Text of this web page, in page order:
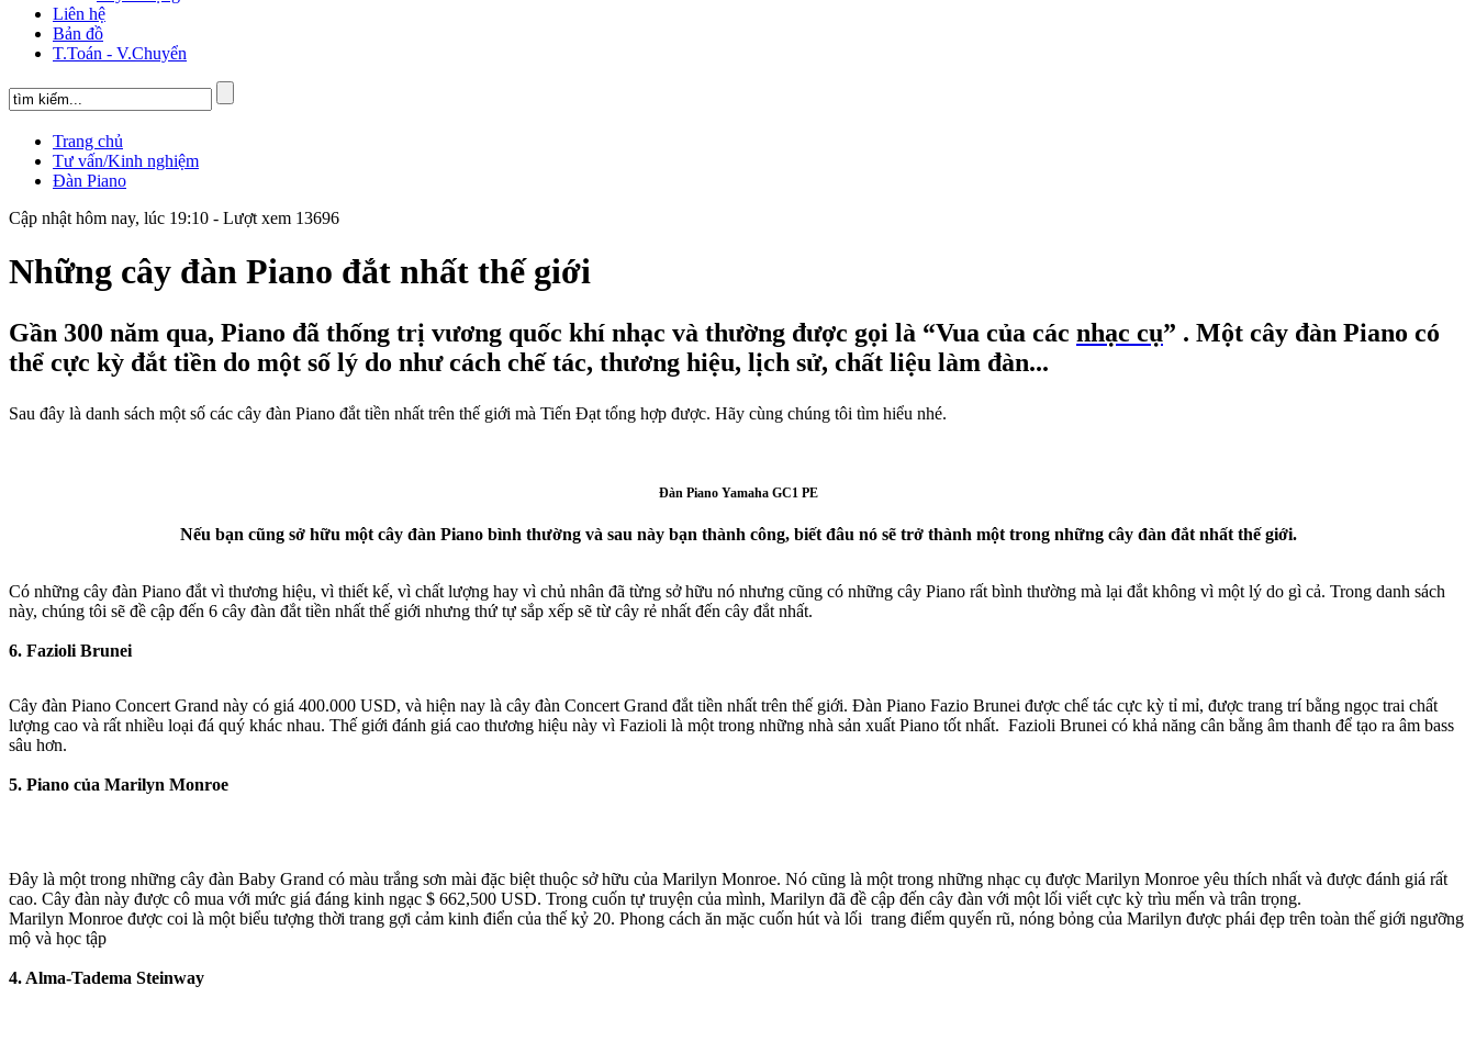
Liên hệ
Bản đồ
T.Toán - V.Chuyển
Trang chủ
Tư vấn/Kinh nghiệm
Đàn Piano
Cập nhật hôm nay, lúc 19:10 - Lượt xem 13696
Những cây đàn Piano đắt nhất thế giới
Gần 300 năm qua, Piano đã thống trị vương quốc khí nhạc và thường được gọi là “Vua của các nhạc cụ” . Một cây đàn Piano có
thể cực kỳ đắt tiền do một số lý do như cách chế tác, thương hiệu, lịch sử, chất liệu làm đàn...
Sau đây là danh sách một số các cây đàn Piano đắt tiền nhất trên thế giới mà Tiến Đạt tổng hợp được. Hãy cùng chúng tôi tìm hiểu nhé.
Đàn Piano Yamaha GC1 PE
Nếu bạn cũng sở hữu một cây đàn Piano bình thường và sau này bạn thành công, biết đâu nó sẽ trở thành một trong những cây đàn đắt nhất thế giới.
Có những cây đàn Piano đắt vì thương hiệu, vì thiết kế, vì chất lượng hay vì chủ nhân đã từng sở hữu nó nhưng cũng có những cây Piano rất bình thường mà lại đắt không vì một lý do gì cả. Trong danh sách
này, chúng tôi sẽ đề cập đến 6 cây đàn đắt tiền nhất thế giới nhưng thứ tự sắp xếp sẽ từ cây rẻ nhất đến cây đắt nhất.
6. Fazioli Brunei
Cây đàn Piano Concert Grand này có giá 400.000 USD, và hiện nay là cây đàn Concert Grand đắt tiền nhất trên thế giới. Đàn Piano Fazio Brunei được chế tác cực kỳ tỉ mỉ, được trang trí bằng ngọc trai chất
lượng cao và rất nhiều loại đá quý khác nhau. Thế giới đánh giá cao thương hiệu này vì Fazioli là một trong những nhà sản xuất Piano tốt nhất. Fazioli Brunei có khả năng cân bằng âm thanh để tạo ra âm bass
sâu hơn.
5. Piano của Marilyn Monroe
Đây là một trong những cây đàn Baby Grand có màu trắng sơn mài đặc biệt thuộc sở hữu của Marilyn Monroe. Nó cũng là một trong những nhạc cụ được Marilyn Monroe yêu thích nhất và được đánh giá rất
cao. Cây đàn này được cô mua với mức giá đáng kinh ngạc $ 662,500 USD. Trong cuốn tự truyện của mình, Marilyn đã đề cập đến cây đàn với một lối viết cực kỳ trìu mến và trân trọng.
Marilyn Monroe được coi là một biểu tượng thời trang gợi cảm kinh điển của thế kỷ 20. Phong cách ăn mặc cuốn hút và lối trang điểm quyến rũ, nóng bỏng của Marilyn được phái đẹp trên toàn thế giới ngưỡng
mộ và học tập
4. Alma-Tadema Steinway